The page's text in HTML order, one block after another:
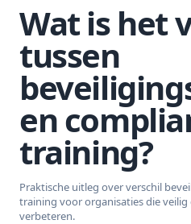
Wat is het
tussen
en
training?
Praktische uitleg over verschil
training voor organisaties die
verbeteren.